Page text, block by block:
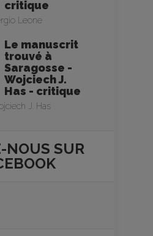
critique
Leone
Le manuscrit
trouvé à
Saragosse -
Wojciech J.
Has - critique
J. Has
NOUS SUR